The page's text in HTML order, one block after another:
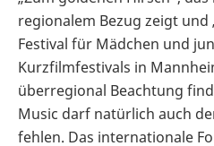
regionalem Bezug zeigt und
Festival für Mädchen und
Kurzfilmfestivals in
überregional Beachtung
Music darf natürlich auch
fehlen. Das internationale